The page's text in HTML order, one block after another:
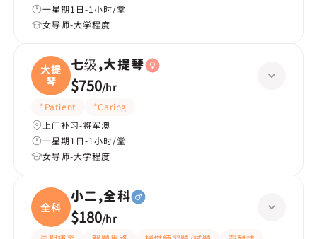
一星期1日-1小时/堂
女导师-大学程度
大提
琴
七级,大提琴
$750/hr
*Patient
*Caring
上门补习-将军澳
一星期1日-1小时/堂
女导师-大学程度
全科
小二,全科
$180/hr